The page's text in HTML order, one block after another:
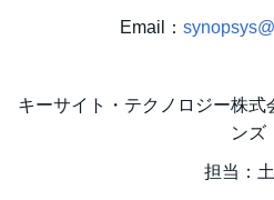
Email：
キーサイト・テクノロジー株
ンズ
担当：